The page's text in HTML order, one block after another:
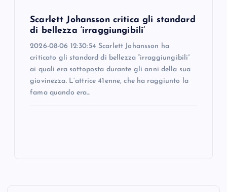
Scarlett Johansson critica gli standard
di bellezza ‘irraggiungibili’
2026-08-06 12:30:54 Scarlett Johansson ha
criticato gli standard di bellezza “irraggiungibili”
ai quali era sottoposta durante gli anni della sua
giovinezza. L’attrice 41enne, che ha raggiunto la
fama quando era…